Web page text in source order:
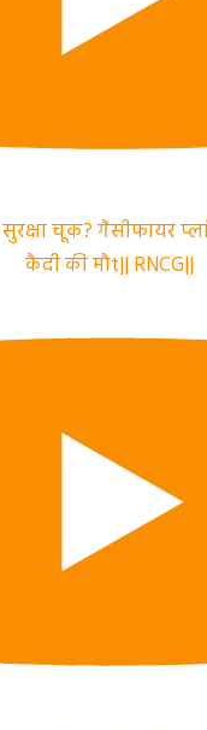
चूक? गैसीफायर
कैदी की मौt|| RNCG||